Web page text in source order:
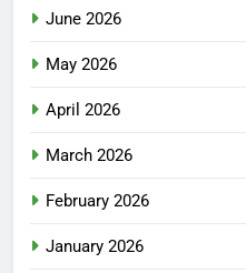
June 2026
May 2026
April 2026
March 2026
February 2026
January 2026